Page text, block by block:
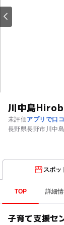
川中島
未評価アプリで口
長野県長野市川中
スポッ
TOP 詳細
子育て支援セ